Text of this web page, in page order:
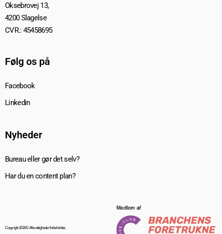
Oksebrovej 13,
4200 Slagelse
CVR.: 45458695
Følg os på
Facebook
Linkedin
Nyheder
Bureau eller gør det selv?
Har du en content plan?
Copyright 2026 © Alle rettigheder forbeholdes.